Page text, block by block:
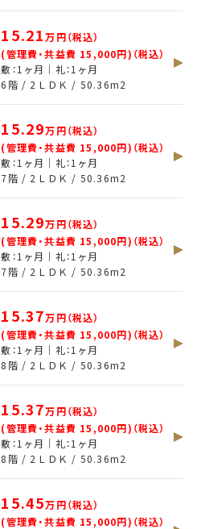
15.21万円（税込）
(管理費・共益費 15,000円)（税込）
敷：1ヶ月｜礼：1ヶ月
6階 / 2ＬＤＫ / 50.36m2
15.29万円（税込）
(管理費・共益費 15,000円)（税込）
敷：1ヶ月｜礼：1ヶ月
7階 / 2ＬＤＫ / 50.36m2
15.29万円（税込）
(管理費・共益費 15,000円)（税込）
敷：1ヶ月｜礼：1ヶ月
7階 / 2ＬＤＫ / 50.36m2
15.37万円（税込）
(管理費・共益費 15,000円)（税込）
敷：1ヶ月｜礼：1ヶ月
8階 / 2ＬＤＫ / 50.36m2
15.37万円（税込）
(管理費・共益費 15,000円)（税込）
敷：1ヶ月｜礼：1ヶ月
8階 / 2ＬＤＫ / 50.36m2
15.45万円（税込）
(管理費・共益費 15,000円)（税込）